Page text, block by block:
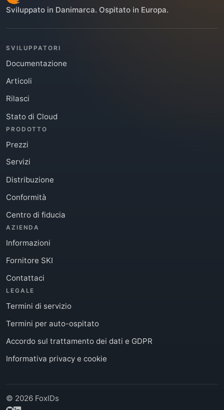
Sviluppato in Danimarca. Ospitato in Europa.
SVILUPPATORI
Documentazione
Articoli
Rilasci
Stato di Cloud
PRODOTTO
Prezzi
Servizi
Distribuzione
Conformità
Centro di fiducia
AZIENDA
Informazioni
Fornitore SKI
Contattaci
LEGALE
Termini di servizio
Termini per auto-ospitato
Accordo sul trattamento dei dati e GDPR
Informativa privacy e cookie
© 2026 FoxIDs